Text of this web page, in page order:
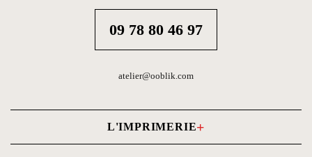
09 78 80 46 97
atelier@ooblik.com
L'IMPRIMERIE